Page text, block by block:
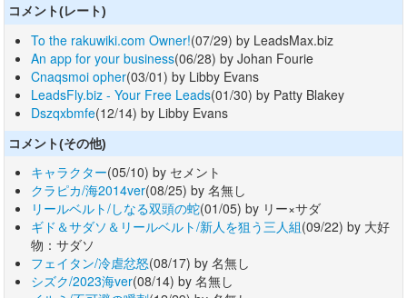
コメント(レート)
To the rakuwiki.com Owner!(07/29) by LeadsMax.biz
An app for your business(06/28) by Johan Fourie
Cnaqsmoi opher(03/01) by Libby Evans
LeadsFly.biz - Your Free Leads(01/30) by Patty Blakey
Dszqxbmfe(12/14) by Libby Evans
コメント(その他)
キャラクター(05/10) by セメント
クラピカ/海2014ver(08/25) by 名無し
リールベルト/しなる双頭の蛇(01/05) by リー×サダ
ギド＆サダソ＆リールベルト/新人を狙う三人組(09/22) by 大好
物：サダソ
フェイタン/冷虐忿怒(08/17) by 名無し
シズク/2023海ver(08/14) by 名無し